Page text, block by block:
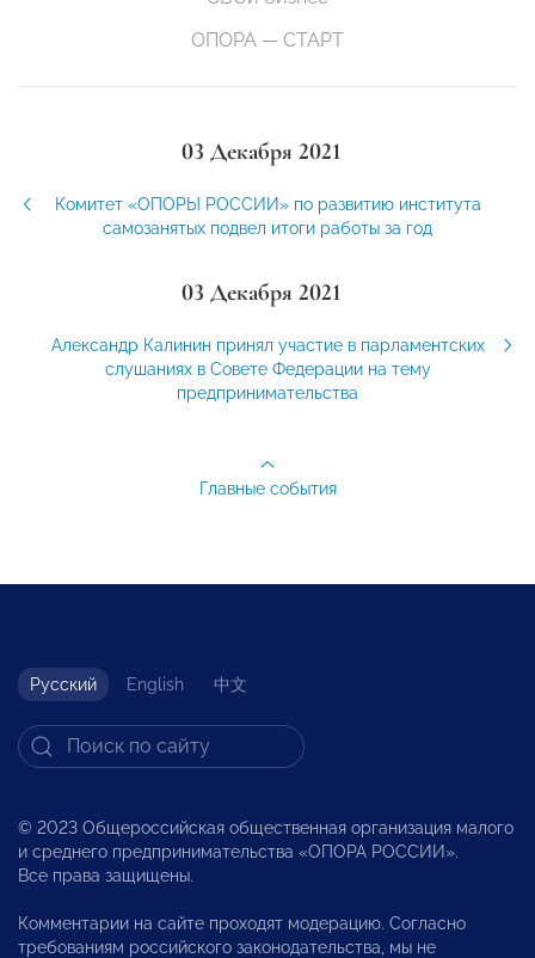
ОПОРА — СТАРТ
03 Декабря 2021
Комитет «ОПОРЫ РОССИИ» по развитию института
самозанятых подвел итоги работы за год
03 Декабря 2021
Александр Калинин принял участие в парламентских
слушаниях в Совете Федерации на тему
предпринимательства
Главные события
Русский English 中文
© 2023 Общероссийская общественная организация малого
и среднего предпринимательства «ОПОРА РОССИИ».
Все права защищены.
Комментарии на сайте проходят модерацию. Согласно
требованиям российского законодательства, мы не